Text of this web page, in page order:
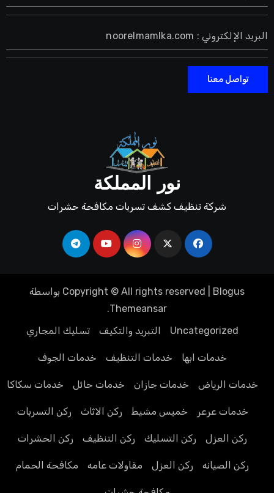
البريد الإلكتروني : noorelmamlka.com
تواصل معنا
نور المملكة
شركة تنظيف كشف تسربات مكافحة حشرات
Copyright © All rights reserved Blogus
بواسطة
Themeansar
.
Uncategorized
التبريد والتكيف تسليك المجاري
خدمات ابها خدمات التنظيف خدمات الجوف
خدمات الرياض خدمات جازان خدمات حائل خدمات سكاكا
خدمات عرعر خميس مشيط ركن الاثاث ركن التسربات
ركن العزل ركن التسليك ركن التنظيف ركن الحشرات
ركن الصيانه ركن العزل مقاولات عامه مكافحة الحمام